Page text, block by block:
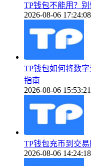
TP钱包不能用？
2026-08-06 17:24:08
TP钱包如何将数
指南
2026-08-06 15:53:21
TP钱包充币到交
2026-08-06 14:24:18